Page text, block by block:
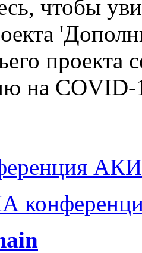
чтобы
проекта
на COVID-